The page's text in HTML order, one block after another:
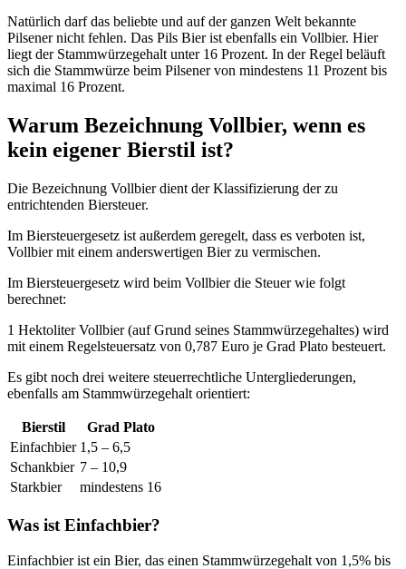
Natürlich darf das beliebte und auf der ganzen Welt bekannte
Pilsener nicht fehlen. Das Pils Bier ist ebenfalls ein Vollbier. Hier
liegt der Stammwürzegehalt unter 16 Prozent. In der Regel beläuft
sich die Stammwürze beim Pilsener von mindestens 11 Prozent bis
maximal 16 Prozent.
Warum Bezeichnung Vollbier, wenn es
kein eigener Bierstil ist?
Die Bezeichnung Vollbier dient der Klassifizierung der zu
entrichtenden Biersteuer.
Im Biersteuergesetz ist außerdem geregelt, dass es verboten ist,
Vollbier mit einem anderswertigen Bier zu vermischen.
Im Biersteuergesetz wird beim Vollbier die Steuer wie folgt
berechnet:
1 Hektoliter Vollbier (auf Grund seines Stammwürzegehaltes) wird
mit einem Regelsteuersatz von 0,787 Euro je Grad Plato besteuert.
Es gibt noch drei weitere steuerrechtliche Untergliederungen,
ebenfalls am Stammwürzegehalt orientiert:
Bierstil
Grad Plato
Einfachbier 1,5 – 6,5
Schankbier 7 – 10,9
Starkbier
mindestens 16
Was ist Einfachbier?
Einfachbier ist ein Bier, das einen Stammwürzegehalt von 1,5% bis